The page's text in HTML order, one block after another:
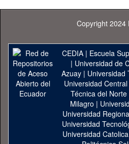
Copyright 2024
CEDIA| Escuela
| Universidad de
Azuay| Universidad
Universidad
Técnica del Norte
Milagro |
Universidad
Universidad
Universidad